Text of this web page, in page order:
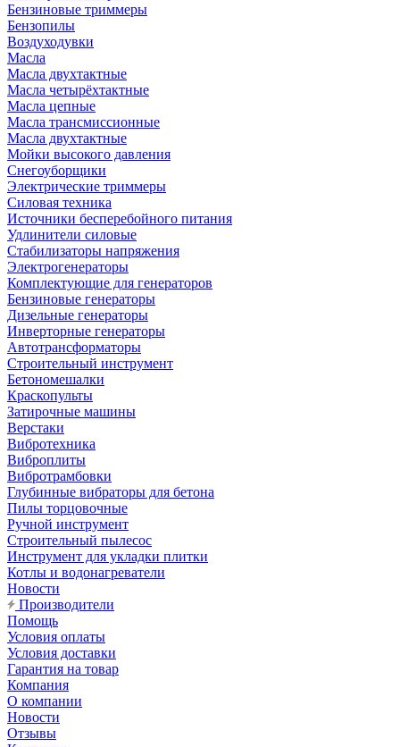
Бензиновые триммеры
Бензопилы
Воздуходувки
Масла
Масла двухтактные
Масла четырёхтактные
Масла цепные
Масла трансмиссионные
Масла двухтактные
Мойки высокого давления
Снегоуборщики
Электрические триммеры
Силовая техника
Источники бесперебойного питания
Удлинители силовые
Стабилизаторы напряжения
Электрогенераторы
Комплектующие для генераторов
Бензиновые генераторы
Дизельные генераторы
Инверторные генераторы
Автотрансформаторы
Строительный инструмент
Бетономешалки
Краскопульты
Затирочные машины
Верстаки
Вибротехника
Виброплиты
Вибротрамбовки
Глубинные вибраторы для бетона
Пилы торцовочные
Ручной инструмент
Строительный пылесос
Инструмент для укладки плитки
Котлы и водонагреватели
Новости
Производители
Помощь
Условия оплаты
Условия доставки
Гарантия на товар
Компания
О компании
Новости
Отзывы